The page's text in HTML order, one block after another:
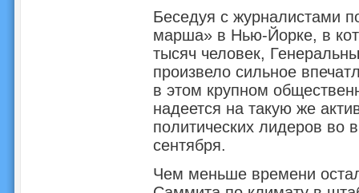
Беседуя с журналистами
марша» в Нью-Йорке, в
тысяч человек,
произвело сильное
в этом крупном
надеется на такую же
политических лидеров
сентября.
Чем меньше времени